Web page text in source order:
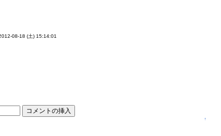
08-18 (土) 15:14:01
↑